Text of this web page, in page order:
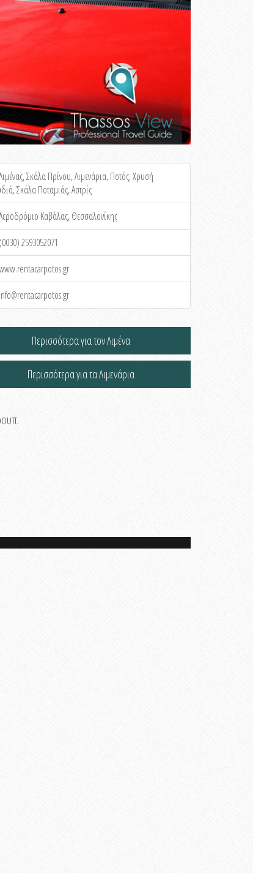
,Σκάλα Πρίνου,Λιμενάρια,Ποτός,Χρυσή
,Σκάλα Ποταμιάς,Αστρίς
Καβάλας, Θεσσαλονίκης
(0030) 2593052071
info@rentacarpotos.gr
Περισσότερα για τον Λιμένα
Περισσότερα για τα Λιμενάρια